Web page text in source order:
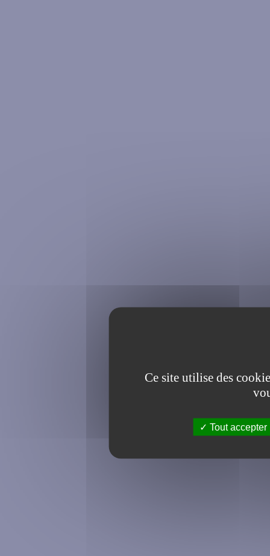
Ce site utilise des
Tout accepter